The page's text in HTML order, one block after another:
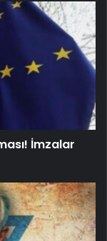
İmzalar